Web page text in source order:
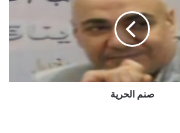
صنم الحرية